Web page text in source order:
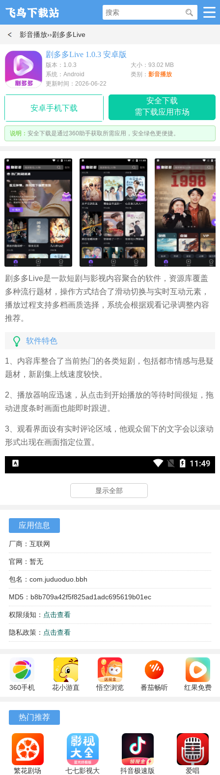
影音播放››剧多多Live
剧多多Live 1.0.3 安卓版
版本：1.0.3
大小：93.02 MB
系统：Android
类别： 影音播放
更新时间：2026-06-22
安卓手机下载
安全下载
需下载应用市场
说明： 安全下载是通过360助手获取所需应用，安全绿色更便捷。
剧多多Live是一款短剧与影视内容聚合的软件，资源库覆盖
多种流行题材，操作方式结合了滑动切换与实时互动元素，
播放过程支持多档画质选择，系统会根据观看记录调整内容
推荐。
软件特色
1、内容库整合了当前热门的各类短剧，包括都市情感与悬疑
题材，新剧集上线速度较快。
2、播放器响应迅速，从点击到开始播放的等待时间很短，拖
动进度条时画面也能即时跟进。
3、观看界面设有实时评论区域，他观众留下的文字会以滚动
形式出现在画面指定位置。
显示全部
应用信息
厂商：互联网
官网：暂无
包名：com.juduoduo.bbh
MD5：b8b709a42f5f825ad1adc695619b01ec
权限须知： 点击查看
隐私政策： 点击查看
360手机
10.13.27
最新版
花小游直
17.9.56
悟空浏览
番茄畅听
红果免费
热门推荐
繁花剧场
七七影视大
抖音极速版
爱唱